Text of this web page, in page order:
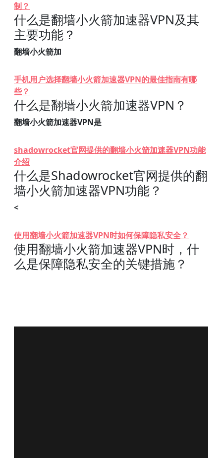
制？
什么是翻墙小火箭加速器VPN及其
主要功能？
翻墙小火箭加
手机用户选择翻墙小火箭加速器VPN的最佳指南有哪
些？
什么是翻墙小火箭加速器VPN？
翻墙小火箭加速器VPN是
shadowrocket官网提供的翻墙小火箭加速器VPN功能
介绍
什么是Shadowrocket官网提供的翻
墙小火箭加速器VPN功能？
<
使用翻墙小火箭加速器VPN时如何保障隐私安全？
使用翻墙小火箭加速器VPN时，什
么是保障隐私安全的关键措施？